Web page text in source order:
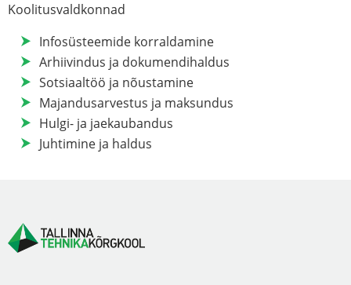
Koolitusvaldkonnad
Infosüsteemide korraldamine
Arhiivindus ja dokumendihaldus
Sotsiaaltöö ja nõustamine
Majandusarvestus ja maksundus
Hulgi- ja jaekaubandus
Juhtimine ja haldus